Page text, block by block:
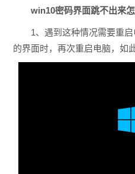
win10密码界面跳不出来
1、遇到这种情况需要重
的界面时，再次重启电脑，如